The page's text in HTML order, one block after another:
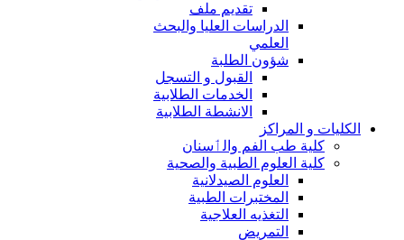
تقديم ملف
الدراسات العليا والبحث
العلمي
شؤون الطلبة
القبول و التسجل
الخدمات الطلابية
الانشطة الطلابية
الكليات و المراكز
كلية طب الفم والٲسنان
كلية العلوم الطبية والصحية
العلوم الصيدلانية
المختبرات الطبية
التغذيه العلاجية
التمريض